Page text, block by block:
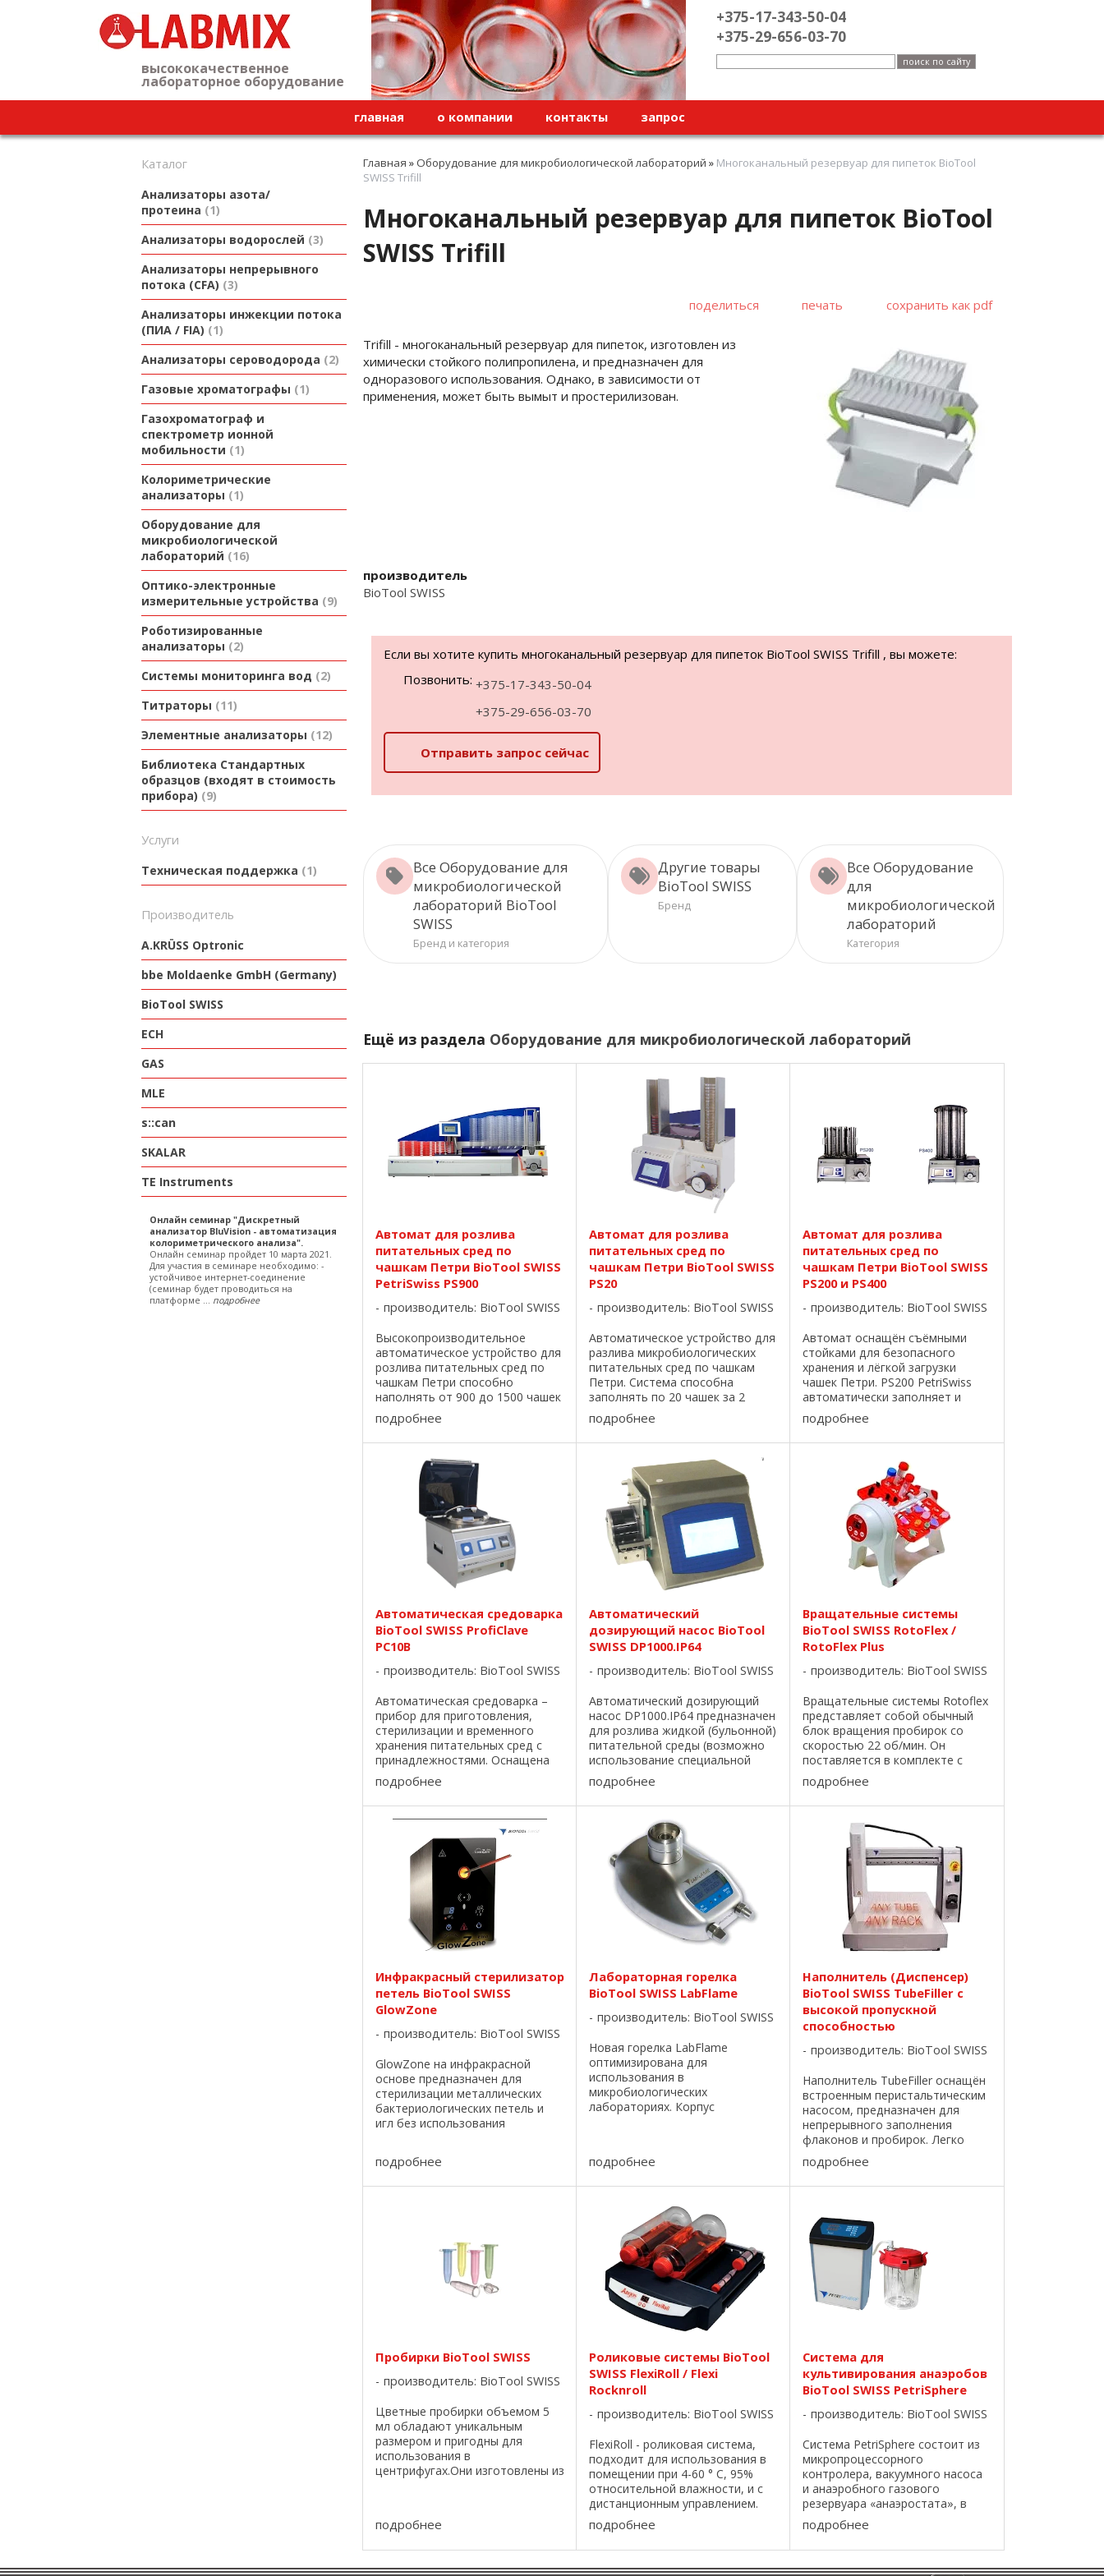
высококачественное
лабораторное оборудование
+375-17-343-50-04
+375-29-656-03-70
главная о компании контакты запрос
Каталог
Анализаторы азота/
протеина
1
Анализаторы водорослей 3
Анализаторы непрерывного
потока (CFA) 3
Анализаторы инжекции потока
(ПИА / FIA)
1
Анализаторы сероводорода
2
Газовые хроматографы
1
Газохроматограф и
спектрометр ионной
мобильности
1
Колориметрические
анализаторы
1
Оборудование для
микробиологической
лабораторий
16
Оптико-электронные
измерительные устройства
9
Роботизированные
анализаторы
2
Системы мониторинга вод
2
Титраторы
11
Элементные анализаторы
12
Библиотека Стандартных
образцов (входят в стоимость
прибора)
9
Услуги
Техническая поддержка 1
производитель
A.KRÜSS Optronic
bbe Moldaenke GmbH (Germany)
BioTool SWISS
ECH
GAS
MLE
s::can
SKALAR
TE Instruments
Онлайн семинар "Дискретный
анализатор BluVision - автоматизация
колориметрического анализа".
Онлайн семинар пройдет 10 марта 2021.
Для участия в семинаре необходимо: -
устойчивое интернет-соединение
(семинар будет проводиться на
платформе ... подробнее
Главная » Оборудование для микробиологической лабораторий » Многоканальный резервуар для пипеток BioTool
SWISS Trifill
Многоканальный резервуар для пипеток BioTool
SWISS Trifill
поделиться печать сохранить как pdf
Trifill - многоканальный резервуар для пипеток, изготовлен из
химически стойкого полипропилена, и предназначен для
одноразового использования. Однако, в зависимости от
применения, может быть вымыт и простерилизован.
производитель
BioTool SWISS
Если вы хотите купить многоканальный резервуар для пипеток BioTool SWISS Trifill , вы можете:
Позвонить: +375-17-343-50-04
+375-29-656-03-70
Отправить запрос сейчас
Все Оборудование для
микробиологической
лабораторий BioTool
SWISS
Бренд и категория
Другие товары
BioTool SWISS
Бренд
Все Оборудование
для
микробиологической
лабораторий
Категория
Ещё из раздела Оборудование для микробиологической лабораторий
Автомат для розлива
питательных сред по
чашкам Петри BioTool SWISS
PetriSwiss PS900
производитель: BioTool SWISS
Высокопроизводительное
автоматическое устройство для
розлива питательных сред по
чашкам Петри способно
наполнять от 900 до 1500 чашек
\ час. Первоначально
загружается 400 чашек, которые
перемещаются по конвейеру.
Наполняясь под
ультрафиолетовым ...
подробнее
Автомат для розлива
питательных сред по
чашкам Петри BioTool SWISS
PS20
производитель: BioTool SWISS
Автоматическое устройство для
разлива микробиологических
питательных сред по чашкам
Петри. Система способна
заполнять по 20 чашек за 2
минуты (270 – 350 чашек в час).
Возможно использование чашек
диаметром 60 или 90 мм. Чашки
надежно уложены в ...
подробнее
Автомат для розлива
питательных сред по
чашкам Петри BioTool SWISS
PS200 и PS400
производитель: BioTool SWISS
Автомат оснащён съёмными
стойками для безопасного
хранения и лёгкой загрузки
чашек Петри. PS200 PetriSwiss
автоматически заполняет и
укладывает чашки в съемные
стойки. Этот уникальный
механизм позволяет держать
подробнее
Автоматическая средоварка
BioTool SWISS ProfiClave
PC10B
производитель: BioTool SWISS
Автоматическая средоварка –
прибор для приготовления,
стерилизации и временного
хранения питательных сред с
принадлежностями. Оснащена
функцией перемешивания и
гомогенизации.В готовую среду
можно вводить
термолабильные добавки.
Предназначена для ...
подробнее
Автоматический
дозирующий насос BioTool
SWISS DP1000.IP64
производитель: BioTool SWISS
Автоматический дозирующий
насос DP1000.IP64 предназначен
для розлива жидкой (бульонной)
питательной среды (возможно
использование специальной
ножной педали) по флаконам,
пробиркам, бутылям. - объем
дозирования составляет 0,1 –
9999,9 мл. - точность ...
подробнее
Вращательные системы
BioTool SWISS RotoFlex /
RotoFlex Plus
производитель: BioTool SWISS
Вращательные системы Rotoflex
представляет собой обычный
блок вращения пробирок со
скоростью 22 об/мин. Он
поставляется в комплекте с
разъёмами для 4-х различных
размеров пробирок: 1,5 мл
пробирки, 0,2 мл ПЦР-пробирки,
0,5 мл пробирки и уникальные 5
подробнее
Инфракрасный стерилизатор
петель BioTool SWISS
GlowZone
производитель: BioTool SWISS
GlowZone на инфракрасной
основе предназначен для
стерилизации металлических
бактериологических петель и
игл без использования
микроорганизмов. С помощью
инфракрасного излучения по
подробнее
Лабораторная горелка
BioTool SWISS LabFlame
производитель: BioTool SWISS
Новая горелка LabFlame
оптимизирована для
использования в
микробиологических
лабораториях. Корпус
Система воздушного потока
подробнее
Наполнитель (Диспенсер)
BioTool SWISS TubeFiller с
высокой пропускной
способностью
производитель: BioTool SWISS
Наполнитель TubeFiller оснащён
встроенным перистальтическим
насосом, предназначен для
непрерывного заполнения
флаконов и пробирок. Легко
программируемое, интуитивно
понятное программное
обеспечение позволяет
заполнения и ...
подробнее
Пробирки BioTool SWISS
производитель: BioTool SWISS
Цветные пробирки объемом 5
мл обладают уникальным
размером и пригодны для
использования в
центрифугах.Они изготовлены из
103,5 кПа), кипячение и ...
подробнее
Роликовые системы BioTool
SWISS FlexiRoll / Flexi
Rocknroll
производитель: BioTool SWISS
FlexiRoll - роликовая система,
подходит для использования в
помещении при 4-60 ° C, 95%
относительной влажности, и с
дистанционным управлением.
Они поставляются в комплекте с
6 резиновыми уплотнителями с
разъёмами для 15 / 50 мл
подробнее
Система для
культивирования анаэробов
BioTool SWISS PetriSphere
производитель: BioTool SWISS
Система PetriSphere состоит из
микропроцессорного
контролера, вакуумного насоса
и анаэробного газового
резервуара «анаэростата», в
котором имеется возможность
замещения атмосферного
воздуха азотом или двуокисью
подробнее